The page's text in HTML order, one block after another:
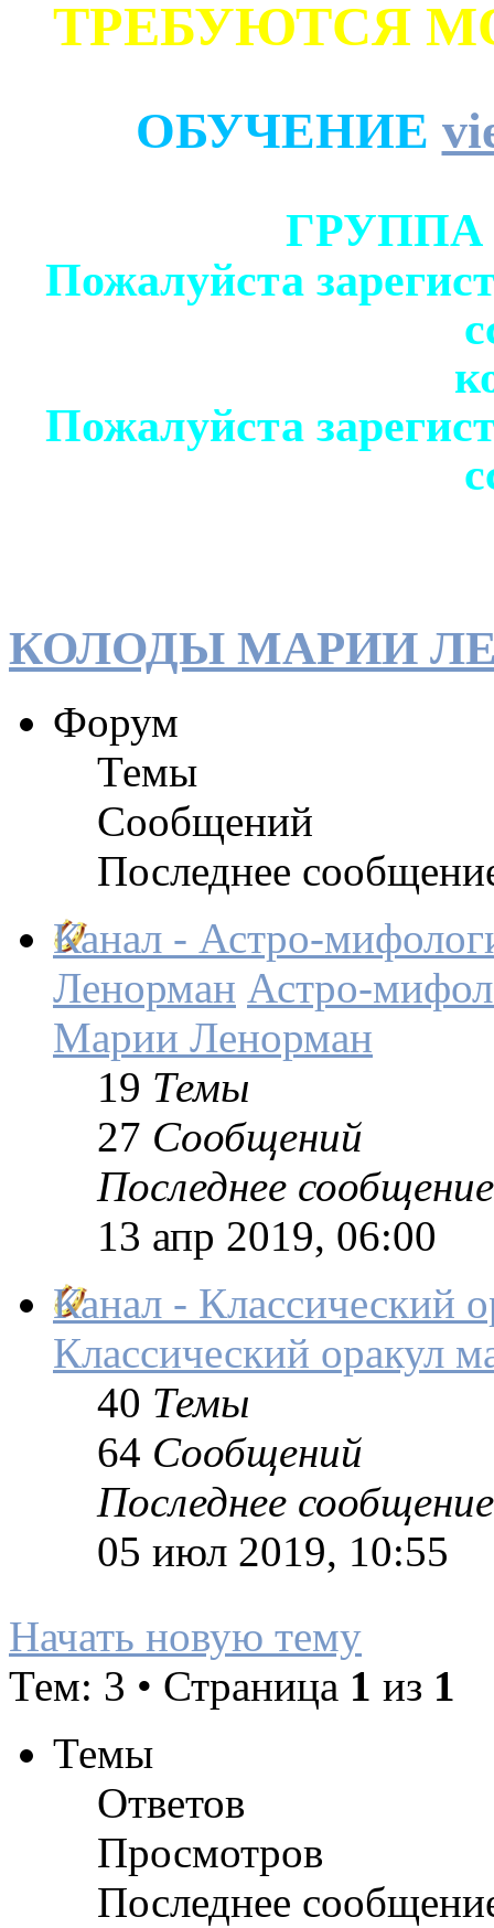
ТРЕБУЮТСЯ
ОБУЧЕНИЕ
Пожалуйста
Пожалуйста
КОЛОДЫ МАРИИ
Форум
Темы
Сообщений
Последнее
Канал - Астро-
Ленорман Астро-
Марии Ленорман
19 Темы
27 Сообщений
Последнее сообщение
13 апр 2019, 06:00
Канал - Классический
Классический оракул
40 Темы
64 Сообщений
Последнее сообщение
05 июл 2019, 10:55
Начать новую тему
Тем: 3 • Страница 1 из 1
Темы
Ответов
Просмотров
Последнее